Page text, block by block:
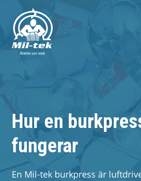
Din
Hur en
fungerar
En Mil-tek burkpress är